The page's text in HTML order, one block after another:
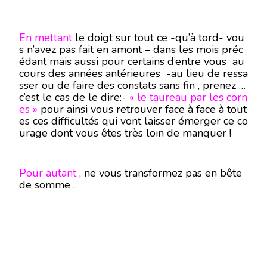
En mettantle doigt sur tout ce -qu’à tord- vou
s n’avez pas fait en amont – dans les mois préc
édant mais aussi pour certains d’entre vous au
cours des années antérieures -au lieu de ressa
sser ou de faire des constats sans fin , prenez -
c’est le cas de le dire:- « le taureau par les corn
es » pour ainsi vous retrouver face à face à tout
es ces difficultés qui vont laisser émerger ce co
urage dont vous êtes très loin de manquer !
Pour autant, ne vous transformez pas en bête
de somme .